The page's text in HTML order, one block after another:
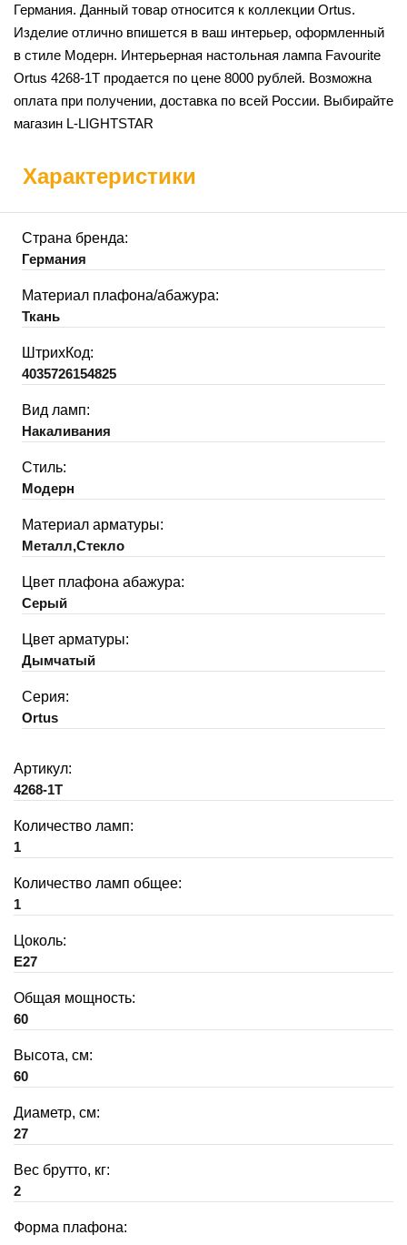
Германия. Данный товар относится к коллекции Ortus.
Изделие отлично впишется в ваш интерьер, оформленный
в стиле Модерн. Интерьерная настольная лампа Favourite
Ortus 4268-1T продается по цене 8000 рублей. Возможна
оплата при получении, доставка по всей России. Выбирайте
магазин L-LIGHTSTAR
Характеристики
Страна бренда:
Германия
Материал плафона/абажура:
Ткань
ШтрихКод:
4035726154825
Вид ламп:
Накаливания
Стиль:
Модерн
Материал арматуры:
Металл,Стекло
Цвет плафона абажура:
Серый
Цвет арматуры:
Дымчатый
Серия:
Ortus
Артикул:
4268-1T
Количество ламп:
1
Количество ламп общее:
1
Цоколь:
E27
Общая мощность:
60
Высота, см:
60
Диаметр, см:
27
Вес брутто, кг:
2
Форма плафона: